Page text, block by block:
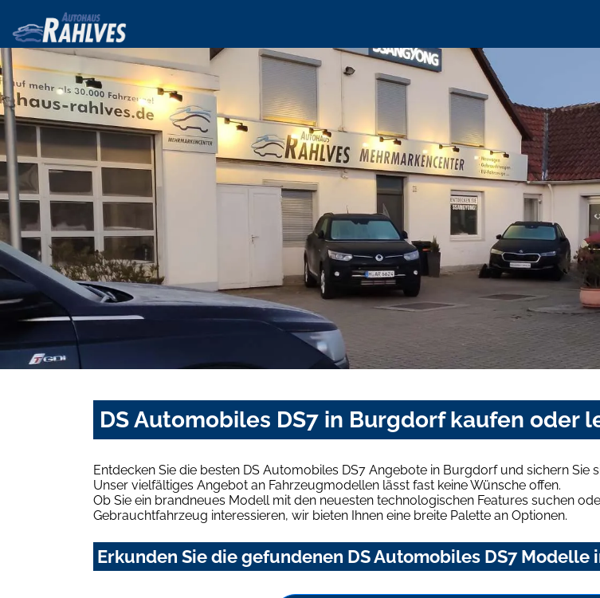
DS Automobiles DS7 in Burgdorf kaufen oder
Entdecken Sie die besten DS Automobiles DS7 Angebote in Burgdorf und sichern Sie
Unser vielfältiges Angebot an Fahrzeugmodellen lässt fast keine Wünsche offen.
Ob Sie ein brandneues Modell mit den neuesten technologischen Features suchen
Gebrauchtfahrzeug interessieren, wir bieten Ihnen eine breite Palette an Optionen.
Erkunden Sie die gefundenen DS Automobiles DS7